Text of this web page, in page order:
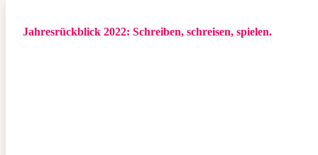
Jahresrückblick 2022: Schreiben, schreisen, spielen.